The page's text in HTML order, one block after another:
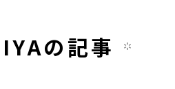
の記事